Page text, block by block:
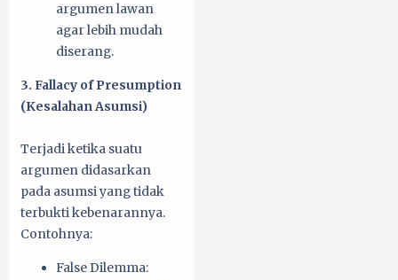
argumen lawan
agar lebih mudah
diserang.
3. Fallacy of Presumption
(Kesalahan Asumsi)
Terjadi ketika suatu
argumen didasarkan
pada asumsi yang tidak
terbukti kebenarannya.
Contohnya:
False Dilemma: